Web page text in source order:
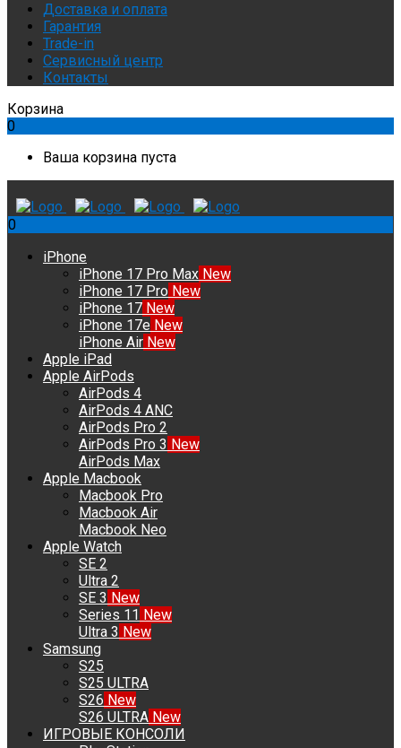
Доставка и оплата
Гарантия
Trade-in
Сервисный центр
Контакты
Корзина
0
Ваша корзина пуста
0
iPhone
iPhone 17 Pro Max New
iPhone 17 Pro New
iPhone 17 New
iPhone 17e New
iPhone Air New
Apple iPad
Apple AirPods
AirPods 4
AirPods 4 ANC
AirPods Pro 2
AirPods Pro 3 New
AirPods Max
Apple Macbook
Macbook Pro
Macbook Air
Macbook Neo
Apple Watch
SE 2
Ultra 2
SE 3 New
Series 11 New
Ultra 3 New
Samsung
S25
S25 ULTRA
S26 New
S26 ULTRA New
ИГРОВЫЕ КОНСОЛИ